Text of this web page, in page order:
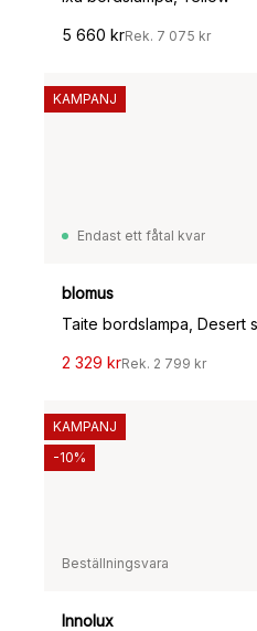
5 660 krRek. 7 075 kr
Endast ett fåtal kvar
blomus
2 329 krRek. 2 799 kr
KAMPANJ
Beställningsvara
Innolux
KAMPANJ
-10%